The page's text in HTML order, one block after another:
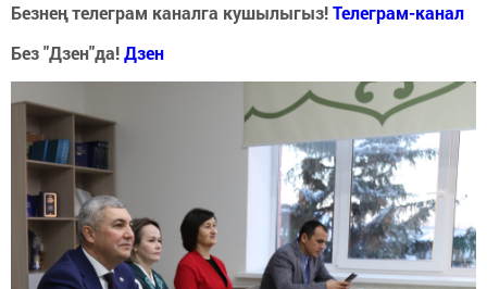
Безнең телеграм каналга кушылыгыз!Телеграм-канал
Без "Дзен"да!Дзен